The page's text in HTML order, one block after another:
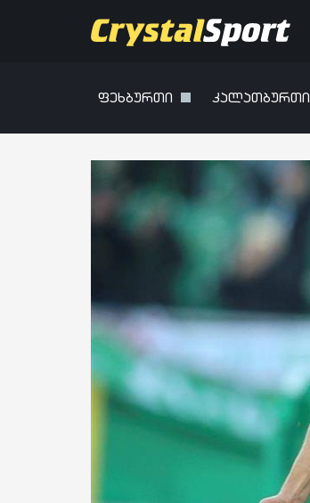
ფეხბურთი კალათბურთი